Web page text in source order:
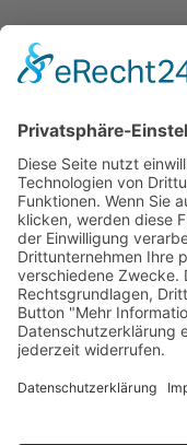
AWO Jobportal
AWO Ehrenamt Portal
AWO
AWO Pflegeberatung
AWO Kulturhaus
Arbeit mit Behinderung
AWO Büro Kindermut
Kulturland Brandenburg
AWO Selbsthilfe
AWO eLearning
Kultur für JEDEN
AWO 1plus9
Dachverband Freie
© 1990 - 2026
Impressum|Datenschutz